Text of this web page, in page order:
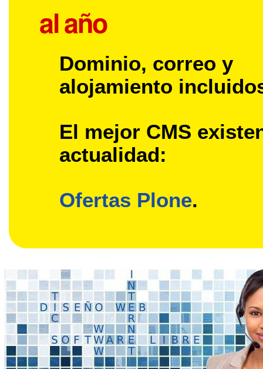
al año
Dominio, correo y
alojamiento
El mejor CMS
actualidad:
Ofertas Plone.